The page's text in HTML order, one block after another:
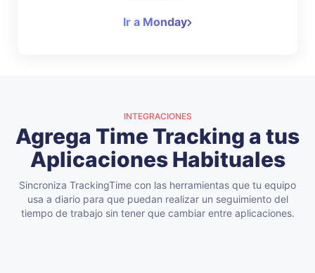
Ir a Monday
INTEGRACIONES
Agrega Time Tracking a tus
Aplicaciones Habituales
Sincroniza TrackingTime con las herramientas que tu equipo
usa a diario para que puedan realizar un seguimiento del
tiempo de trabajo sin tener que cambiar entre aplicaciones.